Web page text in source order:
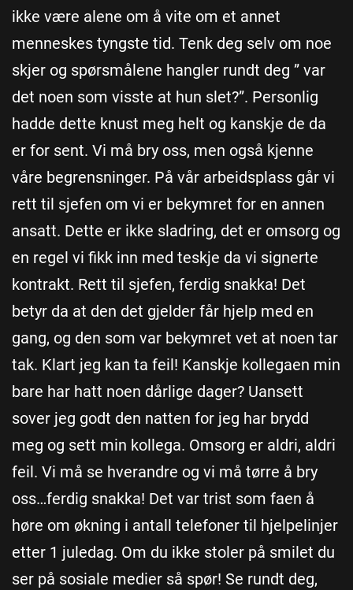
ikke være alene om å vite om et annet
menneskes tyngste tid. Tenk deg selv om noe
skjer og spørsmålene hangler rundt deg ” var
det noen som visste at hun slet?”. Personlig
hadde dette knust meg helt og kanskje de da
er for sent. Vi må bry oss, men også kjenne
våre begrensninger. På vår arbeidsplass går vi
rett til sjefen om vi er bekymret for en annen
ansatt. Dette er ikke sladring, det er omsorg og
en regel vi fikk inn med teskje da vi signerte
kontrakt. Rett til sjefen, ferdig snakka! Det
betyr da at den det gjelder får hjelp med en
gang, og den som var bekymret vet at noen tar
tak. Klart jeg kan ta feil! Kanskje kollegaen min
bare har hatt noen dårlige dager? Uansett
sover jeg godt den natten for jeg har brydd
meg og sett min kollega. Omsorg er aldri, aldri
feil. Vi må se hverandre og vi må tørre å bry
oss…ferdig snakka! Det var trist som faen å
høre om økning i antall telefoner til hjelpelinjer
etter 1 juledag. Om du ikke stoler på smilet du
ser på sosiale medier så spør! Se rundt deg,